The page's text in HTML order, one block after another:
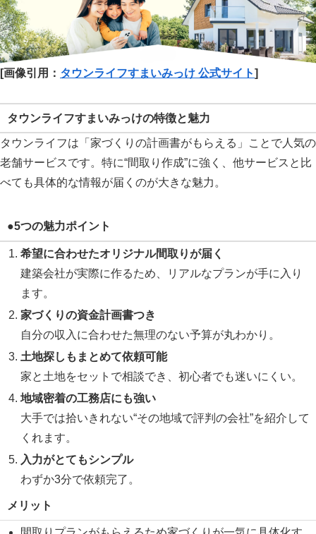
[画像引用： タウンライフすまいみっけ 公式サイト]
タウンライフすまいみっけの特徴と魅力
タウンライフは「家づくりの計画書がもらえる」ことで人気の
老舗サービスです。特に“間取り作成”に強く、他サービスと比
べても具体的な情報が届くのが大きな魅力。
●5つの魅力ポイント
希望に合わせたオリジナル間取りが届く
建築会社が実際に作るため、リアルなプランが手に入り
ます。
家づくりの資金計画書つき
自分の収入に合わせた無理のない予算が丸わかり。
土地探しもまとめて依頼可能
家と土地をセットで相談でき、初心者でも迷いにくい。
地域密着の工務店にも強い
大手では拾いきれない“その地域で評判の会社”を紹介して
くれます。
入力がとてもシンプル
わずか3分で依頼完了。
メリット